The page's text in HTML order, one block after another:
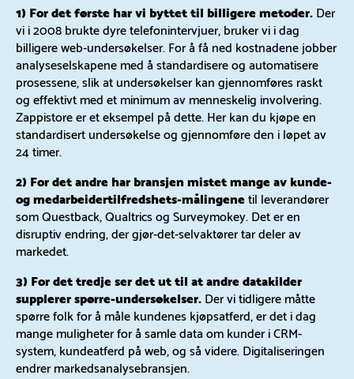
1) For det første har vi byttet til billigere metoder.Der
vi i 2008 brukte dyre telefonintervjuer, bruker vi i dag
billigere web-undersøkelser. For å få ned kostnadene jobber
analyseselskapene med å standardisere og automatisere
prosessene, slik at undersøkelser kan gjennomføres raskt
og effektivt med et minimum av menneskelig involvering.
Zappistore er et eksempel på dette. Her kan du kjøpe en
standardisert undersøkelse og gjennomføre den i løpet av
24 timer.
2) For det andre har bransjen mistet mange av kunde-
og medarbeidertilfredshets-målingenetil leverandører
som Questback, Qualtrics og Surveymokey. Det er en
disruptiv endring, der gjør-det-selvaktører tar deler av
markedet.
3) For det tredje ser det ut til at andre datakilder
supplerer spørre-undersøkelser.Der vi tidligere måtte
spørre folk for å måle kundenes kjøpsatferd, er det i dag
mange muligheter for å samle data om kunder i CRM-
system, kundeatferd på web, og så videre. Digitaliseringen
endrer markedsanalysebransjen.